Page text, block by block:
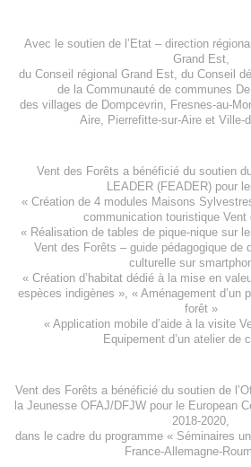
Avec le soutien de l’Etat – direction
Grand Est,
du Conseil régional Grand Est, du Conseil
de la Communauté de communes De
des villages de Dompcevrin Fresnes-au-
Aire, Pierrefitte-sur-Aireet Ville-
Vent des Forêts a bénéficié du soutien
LEADER (FEADER) pour
« Création de 4 modules Maisons
communication touristique Vent
« Réalisation de tables de pique-nique sur
Vent des Forêts – guide pédagogique de
culturelle sur
« Création d’habitat dédié à la mise en
espèces indigènes », « Aménagement d’un
forêt»
« Application mobile d’aide à la visite
Equipement d’un atelier de
Vent des Forêts a bénéficié du soutien de
la Jeunesse OFAJ/DFJWpour leEuropean
2018-2020
dans le cadre du programme « Séminaires
France-Allemagne-